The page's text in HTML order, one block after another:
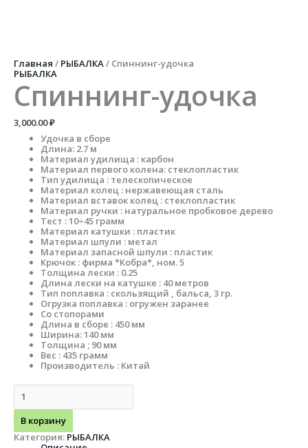
Главная / РЫБАЛКА/ Спиннинг-удочка
РЫБАЛКА
Спиннинг-удочка
3,000.00₽
Удочка в сборе
Длина: 2.7 м
Материал удилища : карбон
Материал первого колена: стеклопластик
Тип удилища : телескопическое
Материал колец : нержавеющая сталь
Материал вставок колец : стеклопластик
Материал ручки : натуральное пробковое дерево
Тест : 10÷45 грамм
Материал катушки : пластик
Материал шпули : метал
Материал запасной шпули : пластик
Крючок : фирма *Кобра*, ном. 5
Толщина лески : 0.25
Длина лески на катушке : 40 метров
Тип поплавка : скользящий , бальса, 3 гр.
Огрузка поплавка : огружен заранее
Со стопорами
Длина в сборе : 450 мм
Ширина: 140 мм
Толщина ; 90 мм
Вес : 435 грамм
Производитель : Китай
Спиннинг-
удочка
В корзину
Категория: РЫБАЛКА